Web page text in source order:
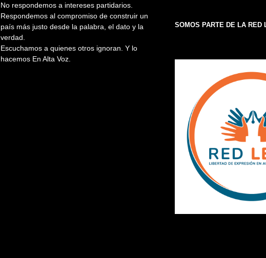
No respondemos a intereses partidarios.
Respondemos al compromiso de construir un
país más justo desde la palabra, el dato y la
verdad.
Escuchamos a quienes otros ignoran. Y lo
hacemos En Alta Voz.
SOMOS PARTE DE LA RED